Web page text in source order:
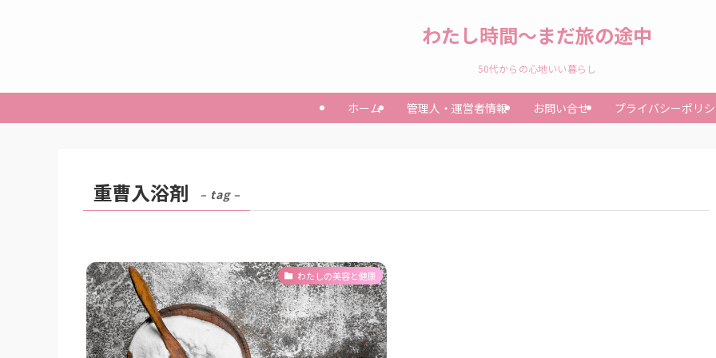
わたし時間～まだ旅の途中
50代からの心地いい暮らし
ホーム 管理人・運営者情報 お問い合せ プライバシーポリ
重曹入浴剤 – tag –
わたしの美容と健康